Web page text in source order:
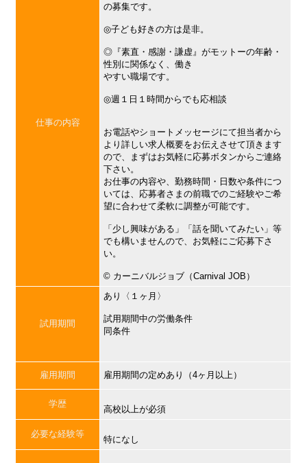
仕事の内容
の募集です。
◎子ども好きの方は是非。
◎『素直・感謝・謙虚』がモットーの年齢・
性別に関係なく、働き
やすい職場です。
◎週１日１時間からでも応相談
お電話やショートメッセージにて担当者から
より詳しい求人概要をお伝えさせて頂きます
ので、まずはお気軽に応募ボタンからご連絡
下さい。
お仕事の内容や、勤務時間・日数や条件につ
いては、応募者さまの前職でのご経験やご希
望に合わせて柔軟に調整が可能です。
「少し興味がある」「話を聞いてみたい」等
でも構いませんので、お気軽にご応募下さ
い。
©︎ カーニバルジョブ（Carnival JOB）
試用期間
あり〈１ヶ月〉
試用期間中の労働条件
同条件
雇用期間 雇用期間の定めあり（4ヶ月以上）
学歴
高校以上が必須
必要な経験等
特になし